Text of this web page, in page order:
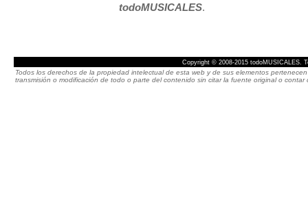
todoMUSICALES.
Copyright © 2008-2015 todoMUSICALES.
Todos los derechos de la propiedad intelectual de esta web y de sus elementos
transmisión o modificación de todo o parte del contenido sin citar la fuente original o